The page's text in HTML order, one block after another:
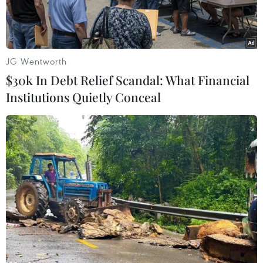
Giao dịch viên tại Sàn Chứng khoán New York, Mỹ. (Ảnh:
THX/TTXVN)
Trong phiên giao dịch 10/4, chứng khoán Mỹ đi
xuống sau khi số liệu lạm phát “dội gáo nước
lạnh” vào kỳ vọng Cục Dự trữ liên bang Mỹ
JG Wentworth
$30k In Debt Relief Scandal: What Financial
Institutions Quietly Conceal